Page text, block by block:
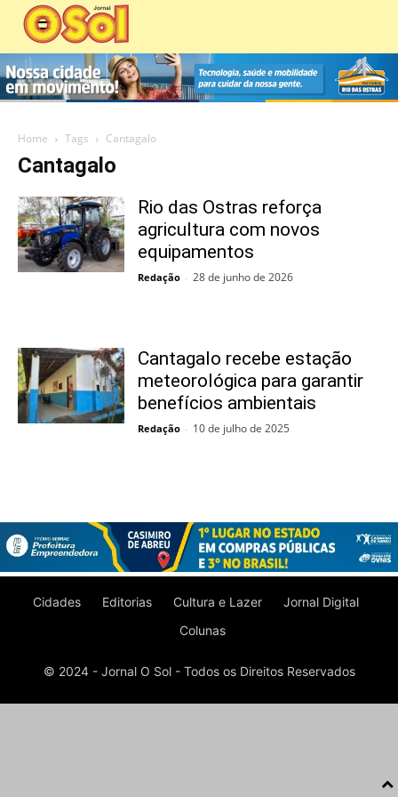
Home Tags Cantagalo
Cantagalo
Rio das Ostras reforça
agricultura com novos
equipamentos
Redação - 28 de junho de 2026
Cantagalo recebe estação
meteorológica para garantir
benefícios ambientais
Redação - 10 de julho de 2025
Cidades Editorias Cultura e Lazer
Jornal Digital
Colunas
© 2024 - Jornal O Sol - Todos os Direitos Reservados